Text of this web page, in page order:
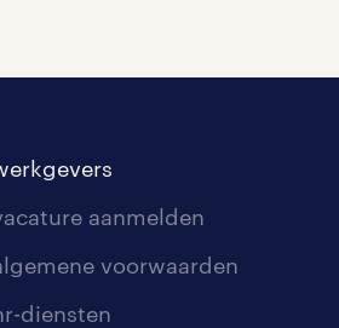
aanmelden
voorwaarden
diensten